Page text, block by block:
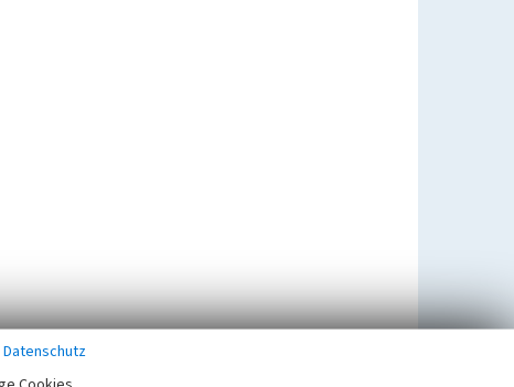
Datenschutz